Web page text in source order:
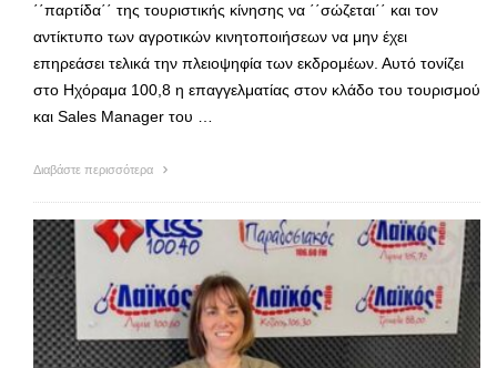
΄΄παρτίδα΄΄ της τουριστικής κίνησης να ΄΄σώζεται΄΄ και τον
αντίκτυπο των αγροτικών κινητοποιήσεων να μην έχει
επηρεάσει τελικά την πλειοψηφία των εκδρομέων. Αυτό τονίζει
στο Ηχόραμα 100,8 η επαγγελματίας στον κλάδο του τουρισμού
και Sales Manager του …
Διαβάστε περισσότερα